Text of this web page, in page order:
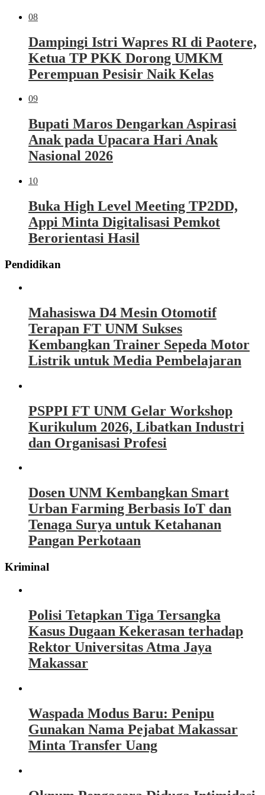
08
Dampingi Istri Wapres RI di Paotere,
Ketua TP PKK Dorong UMKM
Perempuan Pesisir Naik Kelas
09
Bupati Maros Dengarkan Aspirasi
Anak pada Upacara Hari Anak
Nasional 2026
10
Buka High Level Meeting TP2DD,
Appi Minta Digitalisasi Pemkot
Berorientasi Hasil
Pendidikan
Mahasiswa D4 Mesin Otomotif
Terapan FT UNM Sukses
Kembangkan Trainer Sepeda Motor
Listrik untuk Media Pembelajaran
PSPPI FT UNM Gelar Workshop
Kurikulum 2026, Libatkan Industri
dan Organisasi Profesi
Dosen UNM Kembangkan Smart
Urban Farming Berbasis IoT dan
Tenaga Surya untuk Ketahanan
Pangan Perkotaan
Kriminal
Polisi Tetapkan Tiga Tersangka
Kasus Dugaan Kekerasan terhadap
Rektor Universitas Atma Jaya
Makassar
Waspada Modus Baru: Penipu
Gunakan Nama Pejabat Makassar
Minta Transfer Uang